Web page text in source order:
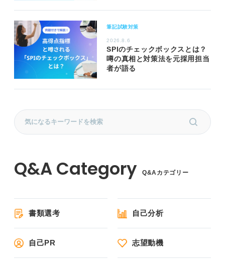
筆記試験対策
2026.8.6
SPIのチェックボックスとは？
噂の真相と対策法を元採用担当
者が語る
Q&Aカテゴリー
書類選考 自己分析
自己PR 志望動機